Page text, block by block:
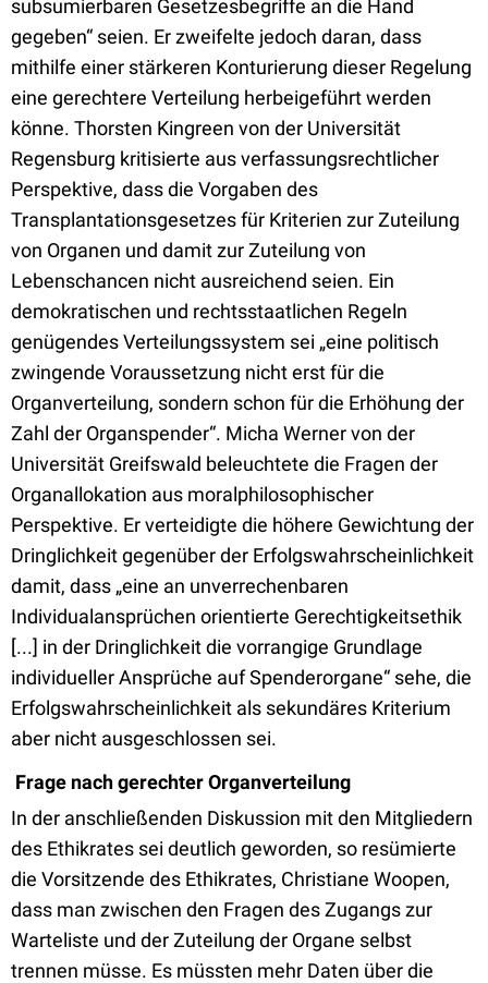
subsumierbaren Gesetzesbegriffe an die Hand
gegeben“ seien. Er zweifelte jedoch daran, dass
mithilfe einer stärkeren Konturierung dieser Regelung
eine gerechtere Verteilung herbeigeführt werden
könne. Thorsten Kingreen von der Universität
Regensburg kritisierte aus verfassungsrechtlicher
Perspektive, dass die Vorgaben des
Transplantationsgesetzes für Kriterien zur Zuteilung
von Organen und damit zur Zuteilung von
Lebenschancen nicht ausreichend seien. Ein
demokratischen und rechtsstaatlichen Regeln
genügendes Verteilungssystem sei „eine politisch
zwingende Voraussetzung nicht erst für die
Organverteilung, sondern schon für die Erhöhung der
Zahl der Organspender“. Micha Werner von der
Universität Greifswald beleuchtete die Fragen der
Organallokation aus moralphilosophischer
Perspektive. Er verteidigte die höhere Gewichtung der
Dringlichkeit gegenüber der Erfolgswahrscheinlichkeit
damit, dass „eine an unverrechenbaren
Individualansprüchen orientierte Gerechtigkeitsethik
[...] in der Dringlichkeit die vorrangige Grundlage
individueller Ansprüche auf Spenderorgane“ sehe, die
Erfolgswahrscheinlichkeit als sekundäres Kriterium
aber nicht ausgeschlossen sei.
Frage nach gerechter Organverteilung
In der anschließenden Diskussion mit den Mitgliedern
des Ethikrates sei deutlich geworden, so resümierte
die Vorsitzende des Ethikrates, Christiane Woopen,
dass man zwischen den Fragen des Zugangs zur
Warteliste und der Zuteilung der Organe selbst
trennen müsse. Es müssten mehr Daten über die